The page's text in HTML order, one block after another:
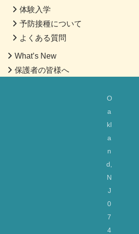
体験入学
予防接種について
よくある質問
What’s New
保護者の皆様へ
O
a
kl
a
n
d,
N
J
0
7
4